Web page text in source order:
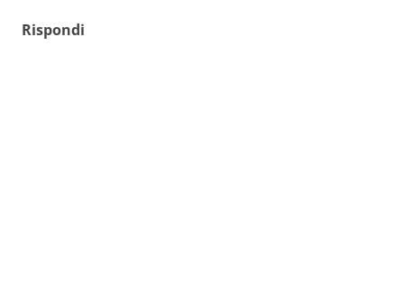
Rispondi